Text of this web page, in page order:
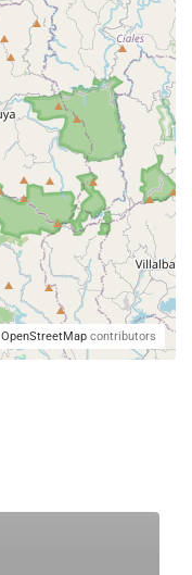
OpenStreetMap contributors